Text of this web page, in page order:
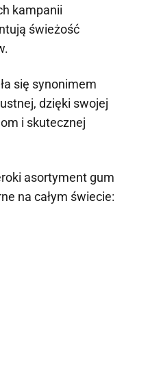
kampanii
świeżość
się synonimem
dzięki swojej
i skutecznej
asortyment gum
na całym świecie: